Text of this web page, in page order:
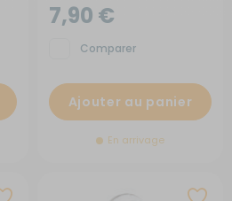
7,90 €
Comparer
Ajouter au panier
En arrivage